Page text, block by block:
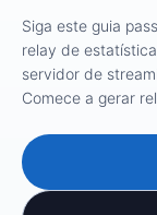
Siga este guia
relay de
servidor de
Comece a gerar